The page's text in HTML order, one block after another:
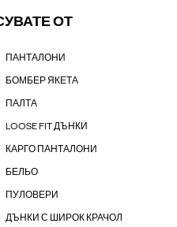
ОТ
ПАНТАЛОНИ
БОМБЕР ЯКЕТА
ПАЛТА
LOOSE FIT ДЪНКИ
КАРГО ПАНТАЛОНИ
БЕЛЬО
ПУЛОВЕРИ
ДЪНКИ С ШИРОК КРАЧОЛ